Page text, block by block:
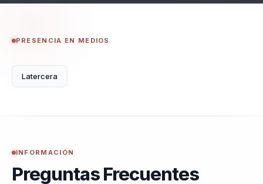
PRESENCIA EN MEDIOS
Latercera
INFORMACIÓN
Preguntas Frecuentes